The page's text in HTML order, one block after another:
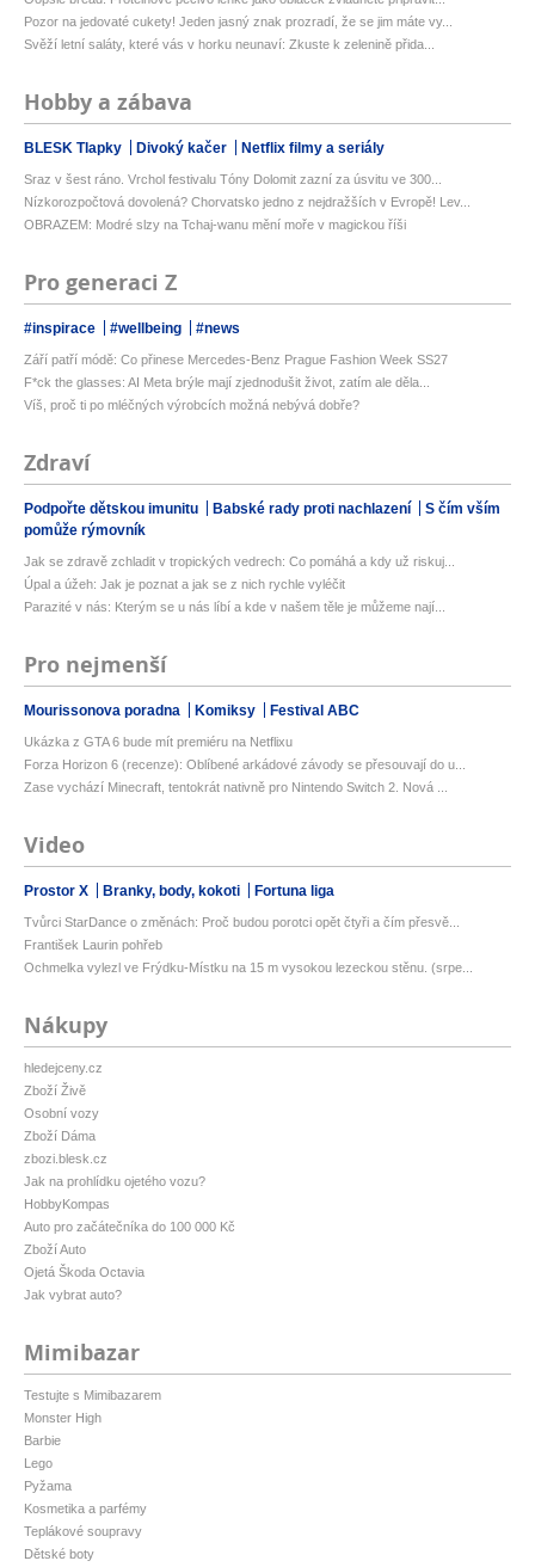
Pozor na jedovaté cukety! Jeden jasný znak prozradí, že se jim máte vy...
Svěží letní saláty, které vás v horku neunaví: Zkuste k zelenině přida...
Hobby a zábava
BLESK Tlapky Divoký kačer Netflix filmy a seriály
Sraz v šest ráno. Vrchol festivalu Tóny Dolomit zazní za úsvitu ve 300...
Nízkorozpočtová dovolená? Chorvatsko jedno z nejdražších v Evropě! Lev...
OBRAZEM: Modré slzy na Tchaj-wanu mění moře v magickou říši
Pro generaci Z
#inspirace #wellbeing #news
Září patří módě: Co přinese Mercedes-Benz Prague Fashion Week SS27
F*ck the glasses: AI Meta brýle mají zjednodušit život, zatím ale děla...
Víš, proč ti po mléčných výrobcích možná nebývá dobře?
Zdraví
Podpořte dětskou imunitu Babské rady proti nachlazení
S čím vším
pomůže rýmovník
Jak se zdravě zchladit v tropických vedrech: Co pomáhá a kdy už riskuj...
Úpal a úžeh: Jak je poznat a jak se z nich rychle vyléčit
Parazité v nás: Kterým se u nás líbí a kde v našem těle je můžeme nají...
Pro nejmenší
Mourissonova poradna Komiksy Festival ABC
Ukázka z GTA 6 bude mít premiéru na Netflixu
Forza Horizon 6 (recenze): Oblíbené arkádové závody se přesouvají do u...
Zase vychází Minecraft, tentokrát nativně pro Nintendo Switch 2. Nová ...
Video
Prostor X Branky, body, kokoti Fortuna liga
Tvůrci StarDance o změnách: Proč budou porotci opět čtyři a čím přesvě...
František Laurin pohřeb
Ochmelka vylezl ve Frýdku-Místku na 15 m vysokou lezeckou stěnu. (srpe...
Nákupy
hledejceny.cz
Zboží Živě
Osobní vozy
Zboží Dáma
zbozi.blesk.cz
Jak na prohlídku ojetého vozu?
HobbyKompas
Auto pro začátečníka do 100 000 Kč
Zboží Auto
Ojetá Škoda Octavia
Jak vybrat auto?
Mimibazar
Testujte s Mimibazarem
Monster High
Barbie
Lego
Pyžama
Kosmetika a parfémy
Teplákové soupravy
Dětské boty